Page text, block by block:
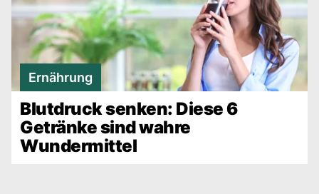
Ernährung
Blutdruck senken: Diese 6
Getränke sind wahre
Wundermittel